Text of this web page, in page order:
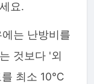
요.
는 난방비를
것보다 '외
를 최소 10℃